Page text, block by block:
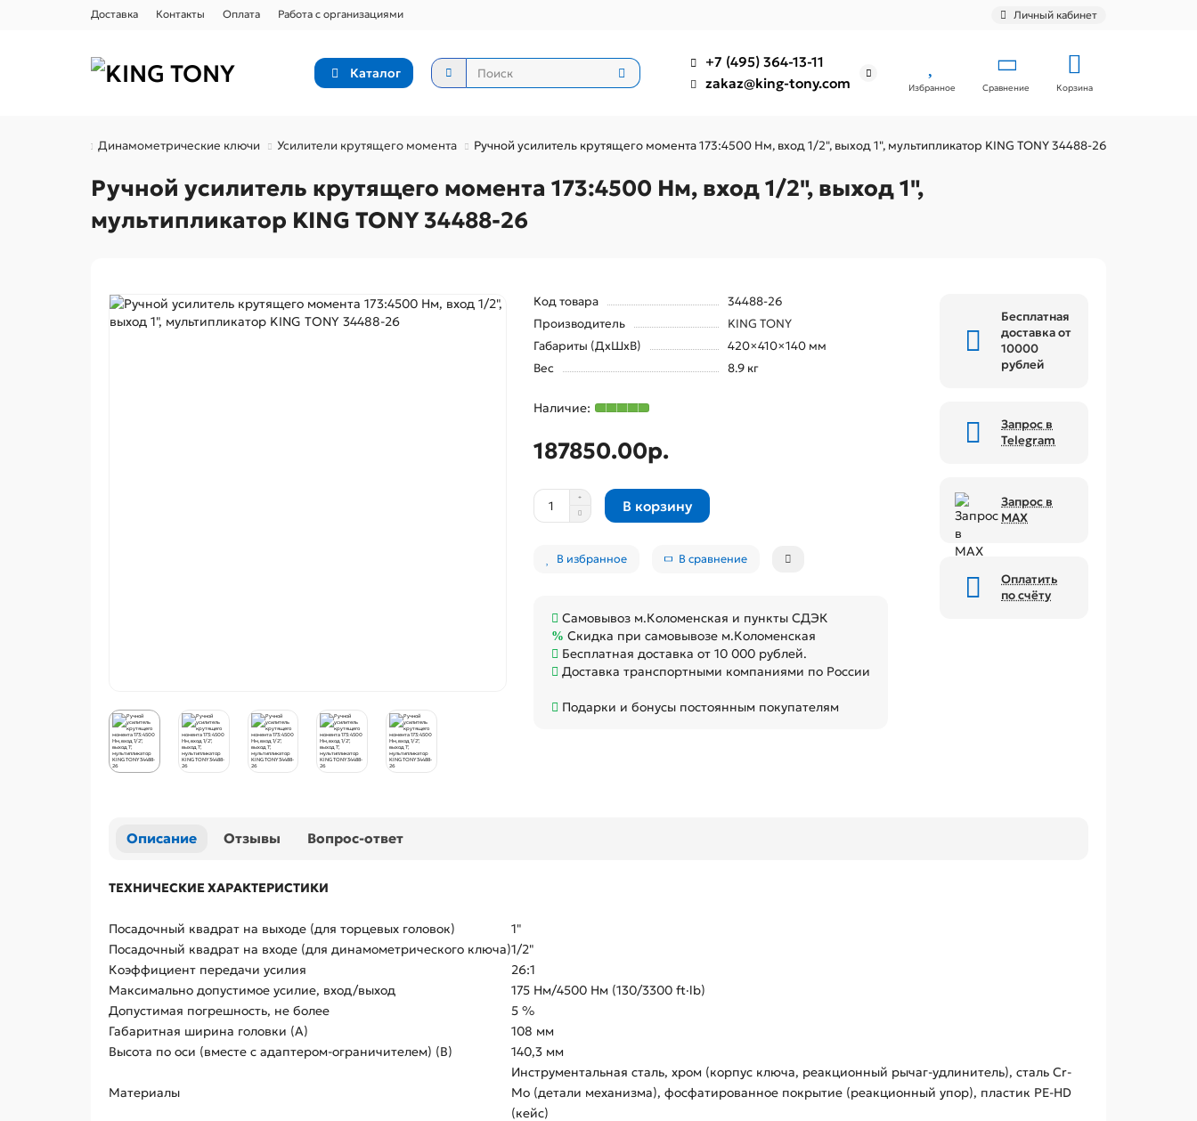
Доставка Контакты Оплата Работа с организациями Личный кабинет
Каталог
+7 (495) 364-13-11
zakaz@king-tony.com
Избранное Сравнение Корзина
Динамометрические ключи Усилители крутящего момента Ручной усилитель крутящего момента 173:4500 Нм, вход 1/2", выход 1", мультипликатор KING TONY 34488-26
Ручной усилитель крутящего момента 173:4500 Нм, вход 1/2", выход 1",
мультипликатор KING TONY 34488-26
Код товара
34488-26
Производитель
KING TONY
Габариты (ДхШхВ)
420×410×140 мм
Вес
8.9 кг
187850.00р.
В корзину
В избранное В сравнение
Самовывоз м.Коломенская и пункты СДЭК
Скидка при самовывозе м.Коломенская
Бесплатная доставка от 10 000 рублей.
Доставка транспортными компаниями по России
Подарки и бонусы постоянным покупателям
Бесплатная
доставка от
10000
рублей
Запрос в
Telegram
Запрос в
MAX
Оплатить
по счёту
Описание Отзывы Вопрос-ответ
ТЕХНИЧЕСКИЕ ХАРАКТЕРИСТИКИ
Посадочный квадрат на выходе (для торцевых головок)
1"
Посадочный квадрат на входе (для динамометрического ключа)1/2"
Коэффициент передачи усилия
26:1
Максимально допустимое усилие, вход/выход
175 Нм/4500 Нм (130/3300 ft‧lb)
Допустимая погрешность, не более
5 %
Габаритная ширина головки (А)
108 мм
Высота по оси (вместе с адаптером-ограничителем) (В)
140,3 мм
Материалы
Инструментальная сталь, хром (корпус ключа, реакционный рычаг-удлинитель), сталь Cr-
Mo (детали механизма), фосфатированное покрытие (реакционный упор), пластик PE-HD
(кейс)